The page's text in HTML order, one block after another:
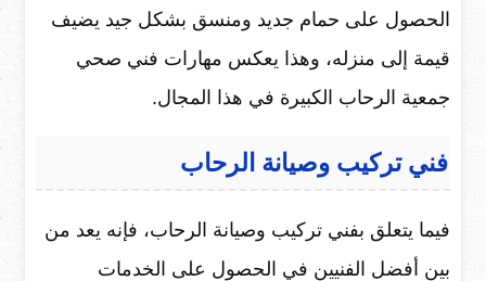
الحصول على حمام جديد ومنسق بشكل جيد يضيف
قيمة إلى منزله، وهذا يعكس مهارات فني صحي
جمعية الرحاب الكبيرة في هذا المجال.
فني تركيب وصيانة الرحاب
فيما يتعلق بفني تركيب وصيانة الرحاب، فإنه يعد من
بين أفضل الفنيين في الحصول على الخدمات